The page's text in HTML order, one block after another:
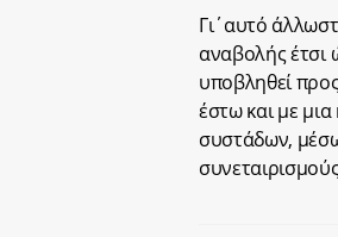
Γι΄αυτό
αναβολής έτσι
υποβληθεί
έστω και με
συστάδων,